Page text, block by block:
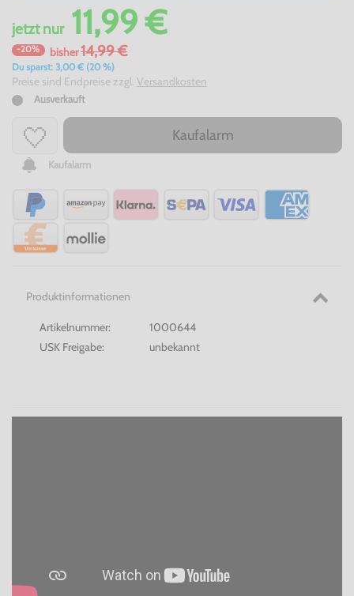
jetztnur11,99 €
-20% bisher14,99 €
Du sparst: 3,00 € (20 %)
Preise sind Endpreise zzgl. Versandkosten
Ausverkauft
Kaufalarm
Kaufalarm
Produktinformationen
Artikelnummer:
1000644
USK Freigabe:
unbekannt